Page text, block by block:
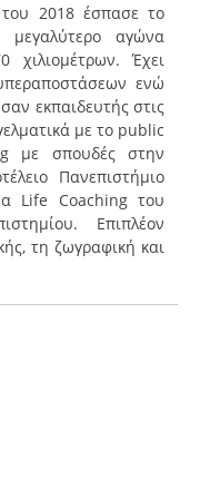
του 2018 έσπασε το
μεγαλύτερο αγώνα
Έχει
ενώ
εκπαιδευτής στις
με το public
με σπουδές στην
Πανεπιστήμιο
Life Coaching του
Επιπλέον
τη ζωγραφική και